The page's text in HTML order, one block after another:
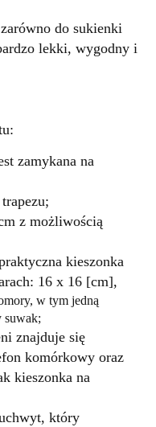
do sukienki
lekki, wygodny i
zamykana na
z możliwością
kieszonka
16 x 16 [cm],
w tym jedną
suwak;
znajduje się
komórkowy oraz
kieszonka na
który